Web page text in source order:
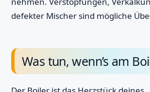
defekter Mischer sind mögliche
Was tun, wenn’s am